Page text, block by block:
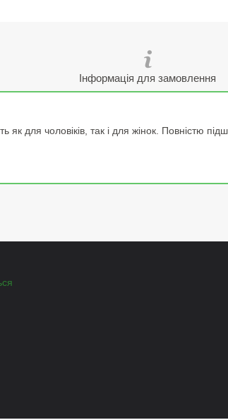
Інформація для замовлення
для чоловіків, так і для жінок. Повністю